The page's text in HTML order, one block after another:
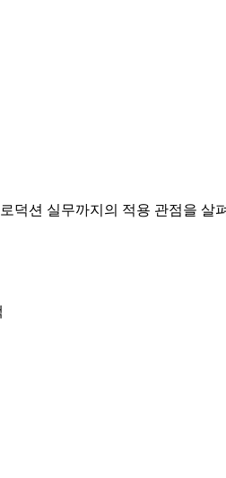
덕션 실무까지의 적용 관점을 살